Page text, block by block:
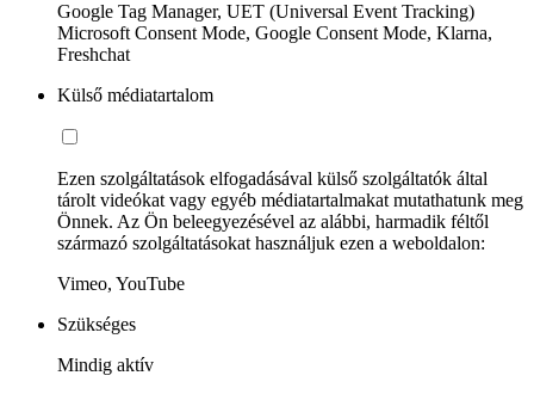
Google Tag Manager, UET (Universal Event Tracking)
Microsoft Consent Mode, Google Consent Mode, Klarna,
Freshchat
Külső médiatartalom
Ezen szolgáltatások elfogadásával külső szolgáltatók által
tárolt videókat vagy egyéb médiatartalmakat mutathatunk meg
Önnek. Az Ön beleegyezésével az alábbi, harmadik féltől
származó szolgáltatásokat használjuk ezen a weboldalon:
Vimeo, YouTube
Szükséges
Mindig aktív